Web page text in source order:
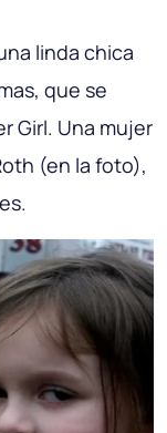
linda chica
que se
Girl. Una mujer
(en la foto),